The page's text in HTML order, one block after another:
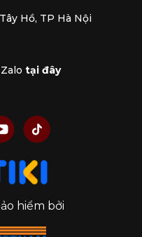
Hồ, TP Hà Nội
tại đây
hiểm bởi